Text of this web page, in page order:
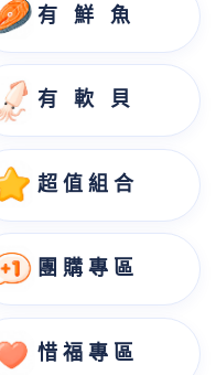
有 鮮 魚
有 軟 貝
超 值 組 合
團 購 專 區
惜 福 專 區